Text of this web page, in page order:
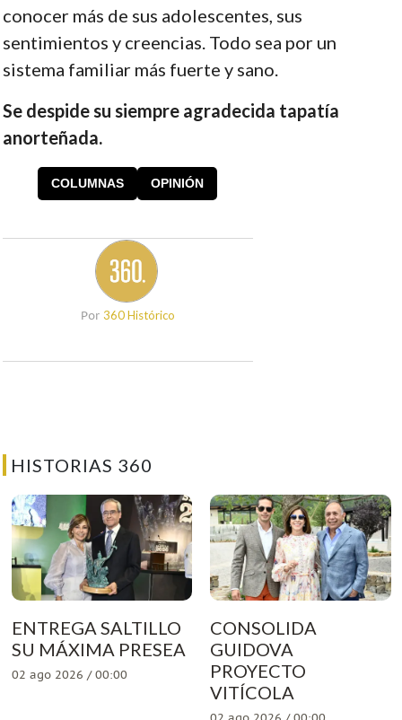
conocer más de sus adolescentes, sus
sentimientos y creencias. Todo sea por un
sistema familiar más fuerte y sano.
Se despide su siempre agradecida tapatía
anorteñada.
COLUMNAS OPINIÓN
Por 360 Histórico
HISTORIAS 360
ENTREGA SALTILLO
SU MÁXIMA PRESEA
02 ago 2026 / 00:00
CONSOLIDA
GUIDOVA
PROYECTO
VITÍCOLA